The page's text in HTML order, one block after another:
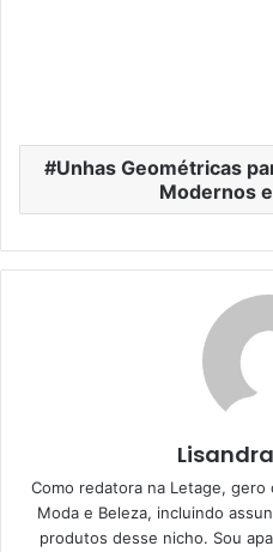
Unhas Geométricas
Modernos
Como redatora na Letage,
Moda e Beleza, incluindo
produtos desse nicho. Sou